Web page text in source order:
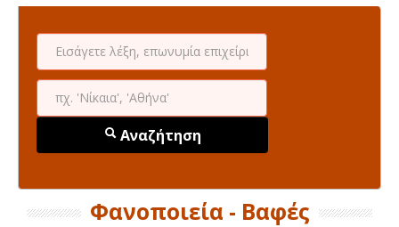
Αναζήτηση
Φανοποιεία - Βαφές